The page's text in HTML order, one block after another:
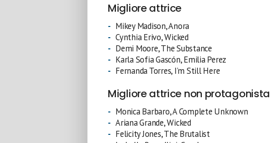
Migliore attrice
Mikey Madison, Anora
Cynthia Erivo, Wicked
Demi Moore, The Substance
Karla Sofia Gascón, Emilia Perez
Fernanda Torres, I’m Still Here
Migliore attrice non protagonista
Monica Barbaro, A Complete Unknown
Ariana Grande, Wicked
Felicity Jones, The Brutalist